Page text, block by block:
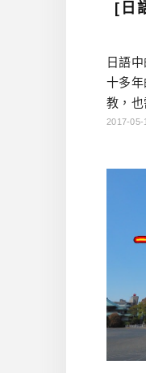
[日
日語
十多
教，
這個
他動
雄老
2017-05-